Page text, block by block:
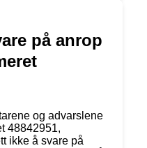
på anrop
og advarslene
48842951,
ikke å svare på